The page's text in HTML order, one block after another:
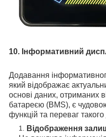
10. Інформативний
Додавання
який відображає
основі даних, отриманих
батареєю (BMS), є
функцій та переваг
Відображення